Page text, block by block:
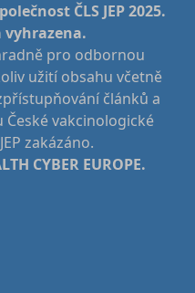
ČLS JEP 2025.
vyhrazena.
pro odbornou
užití obsahu včetně
článků a
vakcinologické
zakázáno.
CYBER EUROPE.